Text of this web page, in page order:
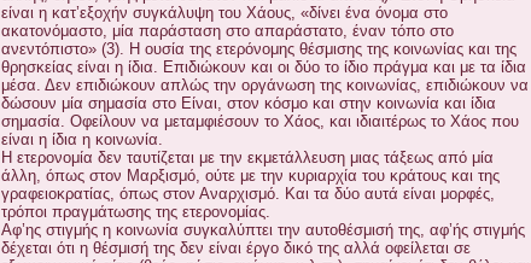
είναι η κατ’εξοχήν συγκάλυψη του Χάους, «δίνει ένα όνομα στο
ακατονόμαστο, μία παράσταση στο απαράστατο, έναν τόπο στο
ανεντόπιστο» (3). Η ουσία της ετερόνομης θέσμισης της κοινωνίας και της
θρησκείας είναι η ίδια. Επιδιώκουν και οι δύο το ίδιο πράγμα και με τα ίδια
μέσα. Δεν επιδιώκουν απλώς την οργάνωση της κοινωνίας, επιδιώκουν να
δώσουν μία σημασία στο Είναι, στον κόσμο και στην κοινωνία και ίδια
σημασία. Οφείλουν να μεταμφιέσουν το Χάος, και ιδιαιτέρως το Χάος που
είναι η ίδια η κοινωνία.
Η ετερονομία δεν ταυτίζεται με την εκμετάλλευση μιας τάξεως από μία
άλλη, όπως στον Μαρξισμό, ούτε με την κυριαρχία του κράτους και της
γραφειοκρατίας, όπως στον Αναρχισμό. Και τα δύο αυτά είναι μορφές,
τρόποι πραγμάτωσης της ετερονομίας.
Αφ’ης στιγμής η κοινωνία συγκαλύπτει την αυτοθέσμισή της, αφ’ής στιγμής
δέχεται ότι η θέσμισή της δεν είναι έργο δικό της αλλά οφείλεται σε